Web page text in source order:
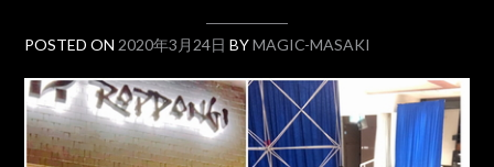
POSTED ON 2020年3月24日 BYMAGIC-MASAKI